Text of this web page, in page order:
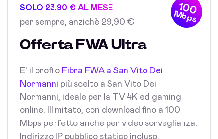
100
Mbps
SOLO 23,90 € AL MESE
per sempre, anzichè 29,90 €
Offerta FWA Ultra
E' il profilo Fibra FWA a San Vito Dei
Normanni più scelto a San Vito Dei
Normanni, ideale per la TV 4K ed gaming
online. Illimitato, con download fino a 100
Mbps perfetto anche per video sorveglianza.
Indirizzo IP pubblico statico incluso.